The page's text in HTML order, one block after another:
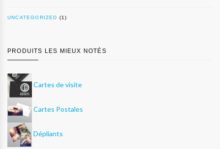
UNCATEGORIZED (1)
PRODUITS LES MIEUX NOTÉS
Cartes de visite
Cartes Postales
Dépliants